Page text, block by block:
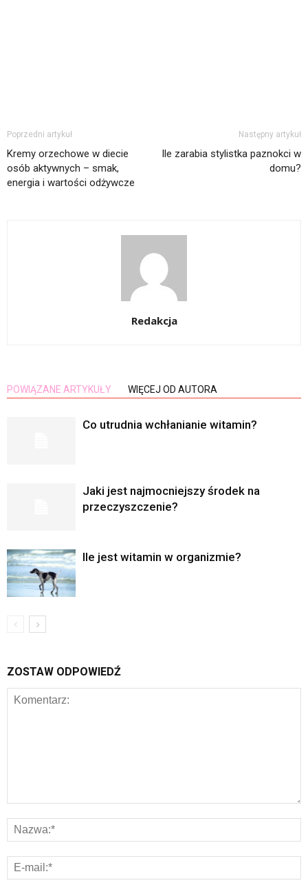
Poprzedni artykuł
Kremy orzechowe w diecie
osób aktywnych – smak,
energia i wartości odżywcze
Następny artykuł
Ile zarabia stylistka paznokci w
domu?
Redakcja
POWIĄZANE ARTYKUŁY WIĘCEJ OD AUTORA
Co utrudnia wchłanianie witamin?
Jaki jest najmocniejszy środek na
przeczyszczenie?
Ile jest witamin w organizmie?
ZOSTAW ODPOWIEDŹ